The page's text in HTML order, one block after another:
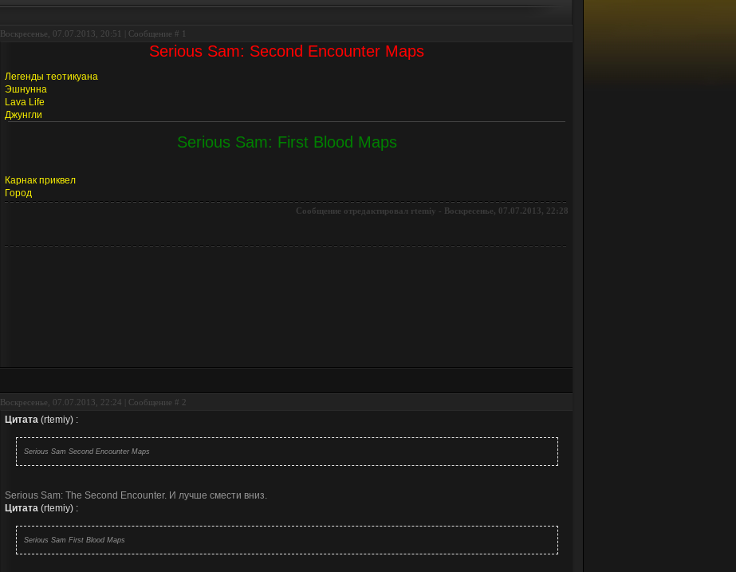
Воскресенье, 07.07.2013, 20:51 | Сообщение # 1
Serious Sam: Second Encounter Maps
Легенды теотикуана
Эшнунна
Lava Life
Джунгли
Serious Sam: First Blood Maps
Карнак приквел
Город
Сообщение отредактировал rtemiy - Воскресенье, 07.07.2013, 22:28
Воскресенье, 07.07.2013, 22:24 | Сообщение # 2
Цитата (rtemiy) :
Serious Sam Second Encounter Maps
Serious Sam: The Second Encounter. И лучше смести вниз.
Цитата (rtemiy) :
Serious Sam First Blood Maps